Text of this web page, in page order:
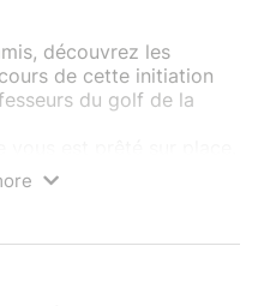
découvrez les
de cette initiation
du golf de la